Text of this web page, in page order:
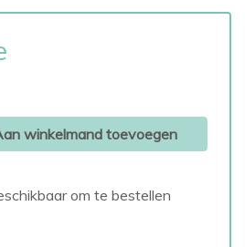
winkelmand toevoegen
om te bestellen